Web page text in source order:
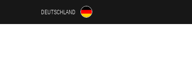
DEUTSCHLAND